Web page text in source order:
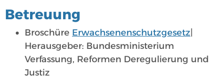
Betreuung
Broschüre Erwachsenenschutzgesetz
Herausgeber: Bundesministerium
Verfassung, Reformen Deregulierung und
Justiz